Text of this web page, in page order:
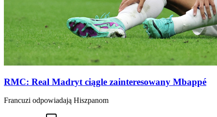
RMC: Real Madryt ciągle zainteresowany Mbappé
Francuzi odpowiadają Hiszpanom